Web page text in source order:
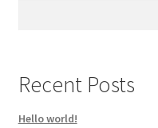
Recent Posts
Hello world!